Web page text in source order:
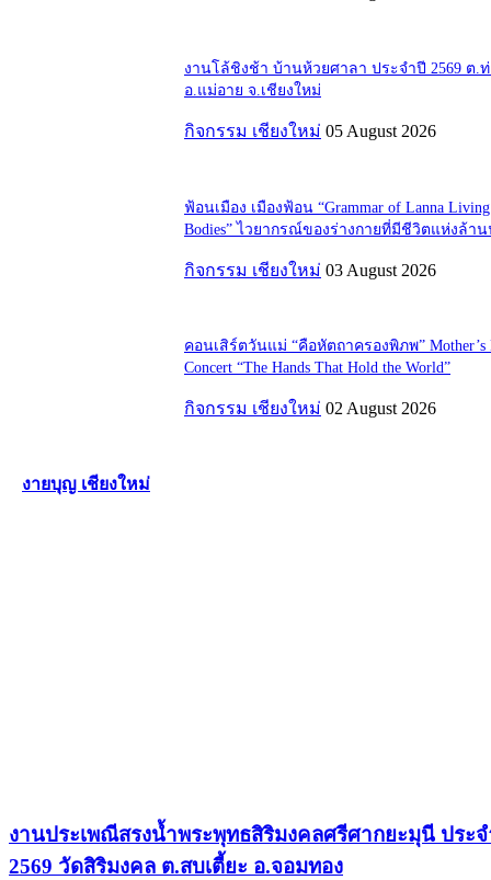
งานโล้ชิงช้า บ้านห้วยศาลา ประจำปี 2569 ต.
อ.แม่อาย จ.เชียงใหม่
กิจกรรม เชียงใหม่ 05 August 2026
ฟ้อนเมือง เมืองฟ้อน “Grammar of Lanna Living
Bodies” ไวยากรณ์ของร่างกายที่มีชีวิตแห่งล้า
กิจกรรม เชียงใหม่ 03 August 2026
คอนเสิร์ตวันแม่ “คือหัตถาครองพิภพ” Mother’s
Concert “The Hands That Hold the World”
กิจกรรม เชียงใหม่ 02 August 2026
งายบุญ เชียงใหม่
งานประเพณีสรงน้ำพระพุทธสิริมงคลศรีศากยะมุนี ประ
2569 วัดสิริมงคล ต.สบเตี้ยะ อ.จอมทอง